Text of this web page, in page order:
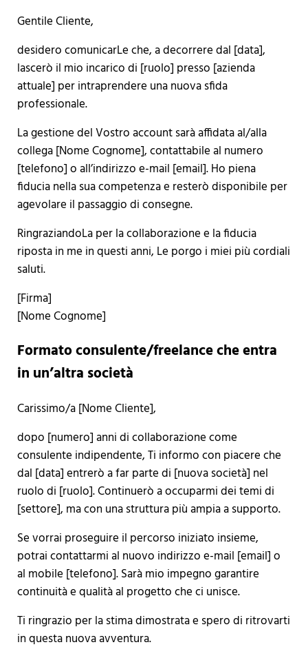
Gentile Cliente,
desidero comunicarLe che, a decorrere dal [data],
lascerò il mio incarico di [ruolo] presso [azienda
attuale] per intraprendere una nuova sfida
professionale.
La gestione del Vostro account sarà affidata al/alla
collega [Nome Cognome], contattabile al numero
[telefono] o all’indirizzo e-mail [email]. Ho piena
fiducia nella sua competenza e resterò disponibile per
agevolare il passaggio di consegne.
RingraziandoLa per la collaborazione e la fiducia
riposta in me in questi anni, Le porgo i miei più cordiali
saluti.
[Firma]
[Nome Cognome]
Formato consulente/freelance che entra
in un’altra società
Carissimo/a [Nome Cliente],
dopo [numero] anni di collaborazione come
consulente indipendente, Ti informo con piacere che
dal [data] entrerò a far parte di [nuova società] nel
ruolo di [ruolo]. Continuerò a occuparmi dei temi di
[settore], ma con una struttura più ampia a supporto.
Se vorrai proseguire il percorso iniziato insieme,
potrai contattarmi al nuovo indirizzo e-mail [email] o
al mobile [telefono]. Sarà mio impegno garantire
continuità e qualità al progetto che ci unisce.
Ti ringrazio per la stima dimostrata e spero di ritrovarti
in questa nuova avventura.